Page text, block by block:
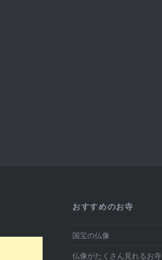
おすすめのお寺
国宝の仏像
仏像がたくさん見れるお寺